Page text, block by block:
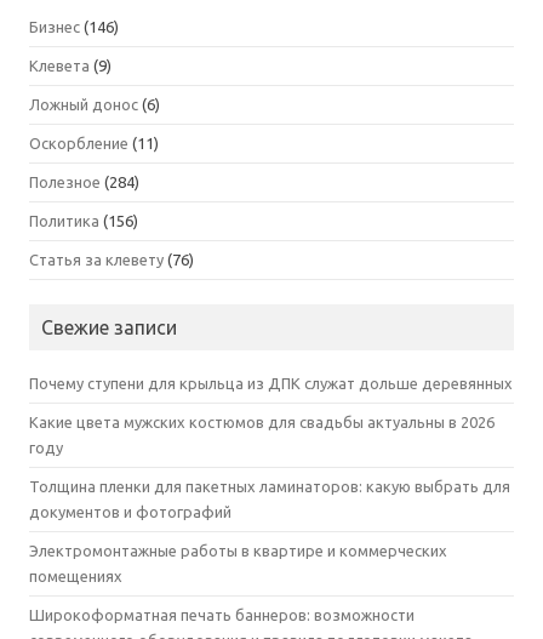
Бизнес (146)
Клевета (9)
Ложный донос (6)
Оскорбление (11)
Полезное (284)
Политика (156)
Статья за клевету (76)
Свежие записи
Почему ступени для крыльца из ДПК служат дольше деревянных
Какие цвета мужских костюмов для свадьбы актуальны в 2026
году
Толщина пленки для пакетных ламинаторов: какую выбрать для
документов и фотографий
Электромонтажные работы в квартире и коммерческих
помещениях
Широкоформатная печать баннеров: возможности